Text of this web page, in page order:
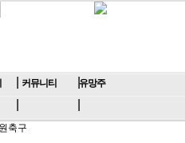
커뮤니티 유망주
축구